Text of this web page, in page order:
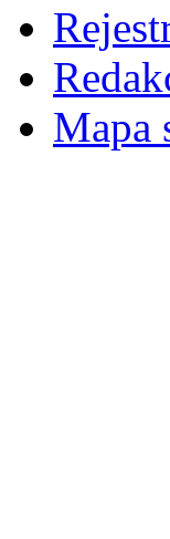
Mapa